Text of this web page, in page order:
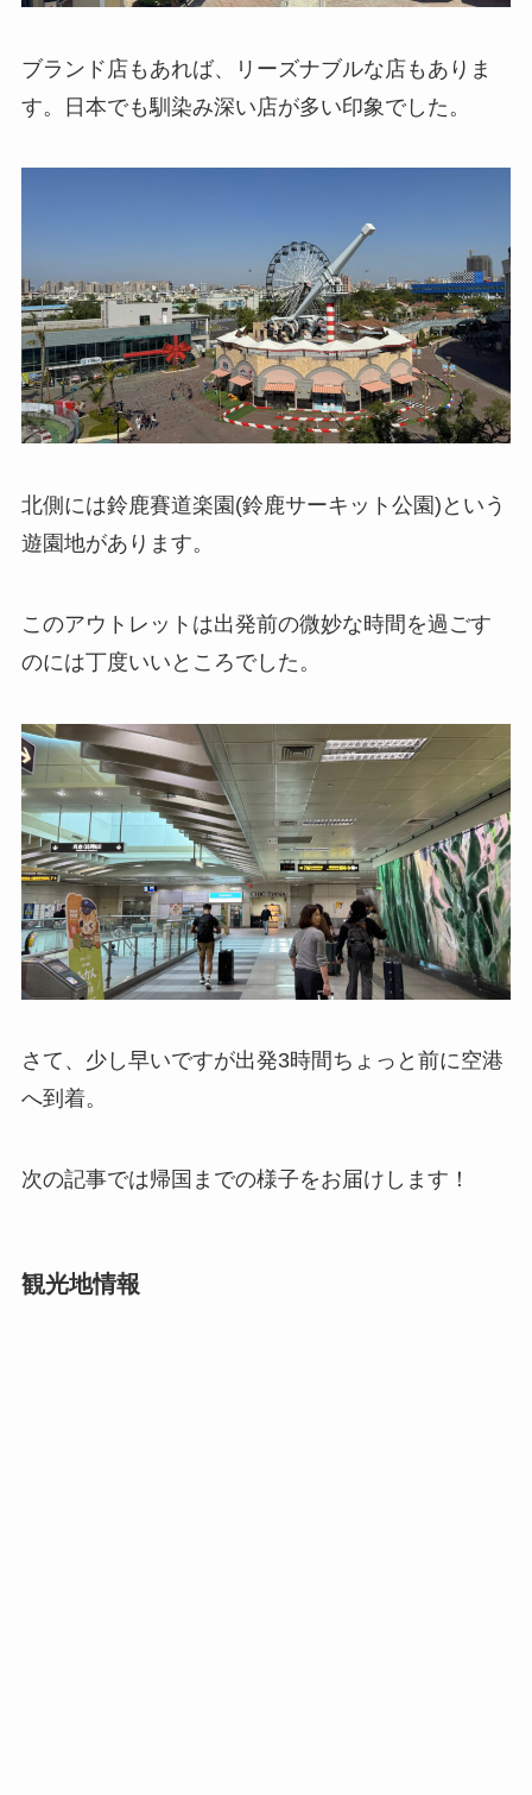
ブランド店もあれば、リーズナブルな店もありま
す。日本でも馴染み深い店が多い印象でした。
北側には鈴鹿賽道楽園(鈴鹿サーキット公園)という
遊園地があります。
このアウトレットは出発前の微妙な時間を過ごす
のには丁度いいところでした。
さて、少し早いですが出発3時間ちょっと前に空港
へ到着。
次の記事では帰国までの様子をお届けします！
観光地情報